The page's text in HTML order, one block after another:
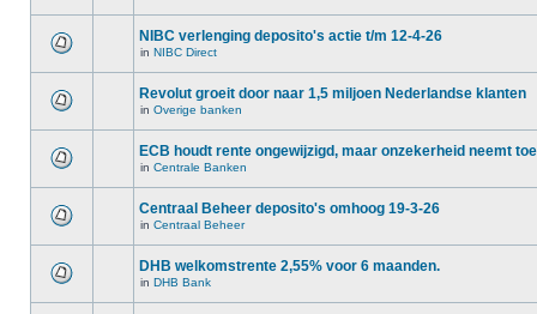
NIBC verlenging deposito's actie t/m 12-4-26
in NIBC Direct
Revolut groeit door naar 1,5 miljoen Nederlandse klanten
in Overige banken
ECB houdt rente ongewijzigd, maar onzekerheid neemt
in Centrale Banken
Centraal Beheer deposito's omhoog 19-3-26
in Centraal Beheer
DHB welkomstrente 2,55% voor 6 maanden.
in DHB Bank